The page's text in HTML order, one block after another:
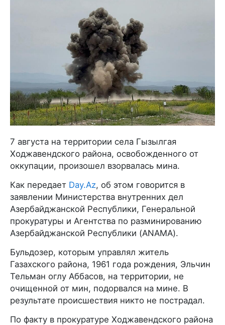
7 августа на территории села Гызылгая
Ходжавендского района, освобожденного от
оккупации, произошел взорвалась мина.
Как передает Day.Az, об этом говорится в
заявлении Министерства внутренних дел
Азербайджанской Республики, Генеральной
прокуратуры и Агентства по разминированию
Азербайджанской Республики (ANAMA).
Бульдозер, которым управлял житель
Газахского района, 1961 года рождения, Эльчин
Тельман оглу Аббасов, на территории, не
очищенной от мин, подорвался на мине. В
результате происшествия никто не пострадал.
По факту в прокуратуре Ходжавендского района